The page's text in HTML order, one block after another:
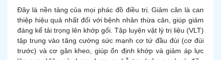
Đây là nền tảng của mọi phác đồ điều trị. Giảm cân là can
thiệp hiệu quả nhất đối với bệnh nhân thừa cân, giúp giảm
đáng kể tải trọng lên khớp gối. Tập luyện vật lý trị liệu (VLT)
tập trung vào tăng cường sức mạnh cơ tứ đầu đùi (cơ đùi
trước) và cơ gân kheo, giúp ổn định khớp và giảm áp lực